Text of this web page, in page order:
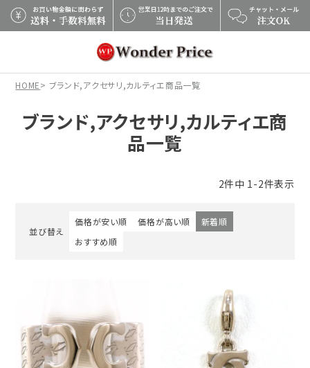
×
HOME ブランド,アクセサリ,カルティエ商品一覧
ブランド,アクセサリ,カルティエ商
品一覧
並び替え
価格が安い順 価格が高い順
新着順
おすすめ順
2件中 1-2件表示